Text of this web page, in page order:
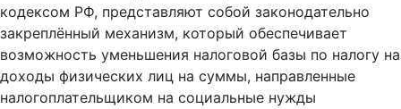
кодексом РФ, представляют собой законодательно
закреплённый механизм, который обеспечивает
возможность уменьшения налоговой базы по налогу на
доходы физических лиц на суммы, направленные
налогоплательщиком на социальные нужды